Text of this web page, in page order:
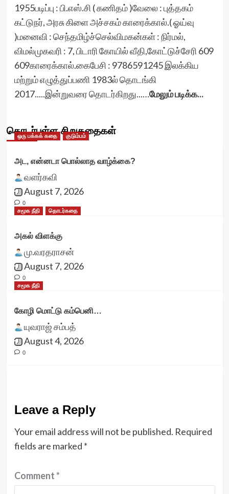
1955படிப்பு : பி.எஸ்.சி ( கணிதம் )வேலை : புத்தகம்
கட்டுநர், அரசு கிளை அச்சகம் காரைக்கால்.( ஓய்வு
)மனைவி : செந்தமிழ்ச்செல்விமகன்கள் : நிர்மல்,
விமல்முகவரி : 7, பிடாரி கோயில் வீதி,கோட்டுச்சேரி 609
609காரைக்கால்.கைபேசி : 9786591245 இலக்கிய
மற்றும் எழுத்துப்பணி 1983ல் தொடங்கி
2017.....இன்றுவரை தொடர்கிறது...…மேலும் படிக்க...
தொடர்புள்ள சிறுகதைகள்
ஒரு பக்கக் கதை குடும்பம்
அட, என்னடா பொல்லாத வாழ்க்கை?
வளர்கவி
August 7, 2026
0
சமூக நீதி
தொடர்கதை
அகல் விளக்கு
மு.வரதராசன்
August 7, 2026
0
சமூக நீதி
கோழி மொட்டு கம்பெனி…
யுவராஜ் சம்பத்
August 4, 2026
0
Leave a Reply
Your email address will not be published. Required
fields are marked *
Comment*